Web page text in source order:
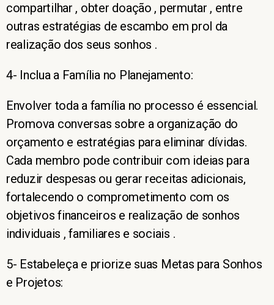
compartilhar , obter doação , permutar , entre
outras estratégias de escambo em prol da
realização dos seus sonhos .
4- Inclua a Família no Planejamento:
Envolver toda a família no processo é essencial.
Promova conversas sobre a organização do
orçamento e estratégias para eliminar dívidas.
Cada membro pode contribuir com ideias para
reduzir despesas ou gerar receitas adicionais,
fortalecendo o comprometimento com os
objetivos financeiros e realização de sonhos
individuais , familiares e sociais .
5- Estabeleça e priorize suas Metas para Sonhos
e Projetos: